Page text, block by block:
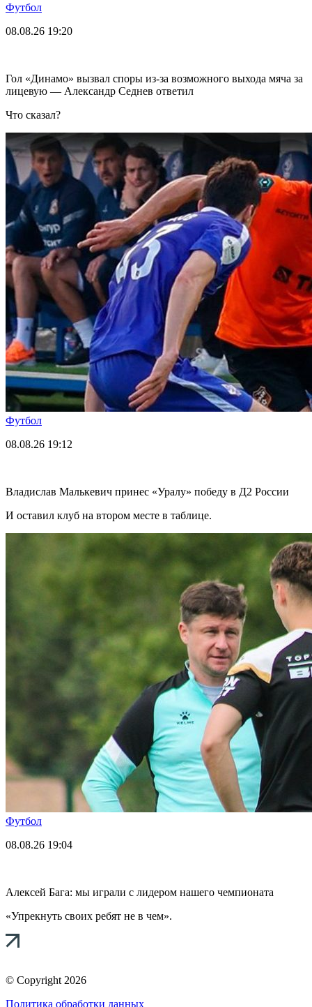
Футбол
08.08.26 19:20
Гол «Динамо» вызвал споры из-за возможного выхода мяча за
лицевую — Александр Седнев ответил
Что сказал?
Футбол
08.08.26 19:12
Владислав Малькевич принес «Уралу» победу в Д2 России
И оставил клуб на втором месте в таблице.
Футбол
08.08.26 19:04
Алексей Бага: мы играли с лидером нашего чемпионата
«Упрекнуть своих ребят не в чем».
© Copyright 2026
Политика обработки данных